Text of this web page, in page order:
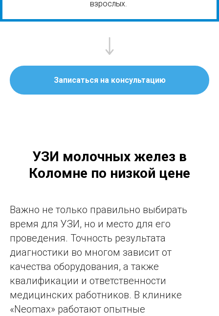
взрослых.
Записаться на консультацию
УЗИ молочных желез в
Коломне по низкой цене
Важно не только правильно выбирать
время для УЗИ, но и место для его
проведения. Точность результата
диагностики во многом зависит от
качества оборудования, а также
квалификации и ответственности
медицинских работников. В клинике
«Neomax» работают опытные